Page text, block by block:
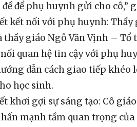
đề để phụ huynh gửi cho cô,”
kết nối với phụ huynh:
thầy giáo Ngô Văn Vịnh – Tổ
quan hệ tin cậy với phụ
dẫn cách giao tiếp
học sinh.
khơi gợi sự sáng tạo: Cô
mạnh tầm quan trọng